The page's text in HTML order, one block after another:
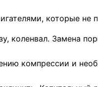
которые не
коленвал. Замена
компрессии и